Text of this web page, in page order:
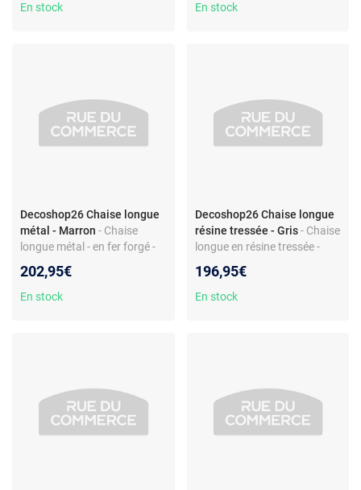
En stock En stock
Decoshop26 Chaise longue
métal - Marron - Chaise
longue métal - en fer forgé -
202,95€
En stock
Decoshop26 Chaise longue
résine tressée - Gris - Chaise
longue en résine tressée -
avec coussin
196,95€
En stock